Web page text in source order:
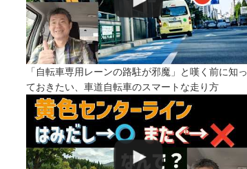
「自転車専用レーンの路駐が邪魔」と嘆く前に知っ
ておきたい、車道自転車のスマートな走り方